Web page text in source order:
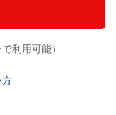
利用可能）
方